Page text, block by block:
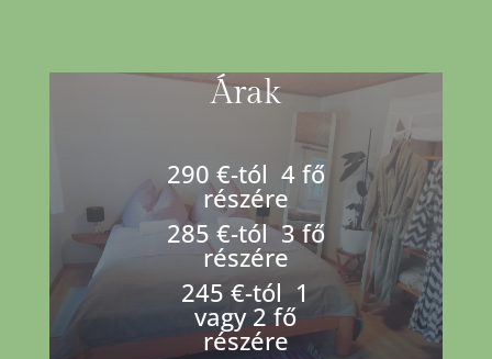
Árak
290 €-tól 4 fő
részére
285 €-tól3 fő
részére
245€-tól 1
vagy 2 fő
részére